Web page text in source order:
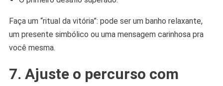
Faça um “ritual da vitória”: pode ser um banho relaxante,
um presente simbólico ou uma mensagem carinhosa pra
você mesma.
7. Ajuste o percurso com